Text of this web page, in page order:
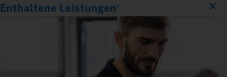
Enthaltene Leistungen1